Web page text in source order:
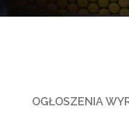
OGŁOSZENIA